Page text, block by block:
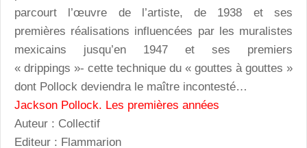
parcourt l’œuvre de l’artiste, de 1938 et ses
premières réalisations influencées par les muralistes
mexicains jusqu’en 1947 et ses premiers
« drippings »- cette technique du « gouttes à gouttes »
dont Pollock deviendra le maître incontesté…
Jackson Pollock. Les premières années
Auteur : Collectif
Editeur : Flammarion